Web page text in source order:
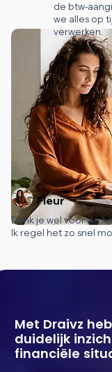
Fleur
Dank je wel voor de
Ik regel het zo snel
de btw-
we alles op
verwerken.
Met Draivz
duidelijk
financiële